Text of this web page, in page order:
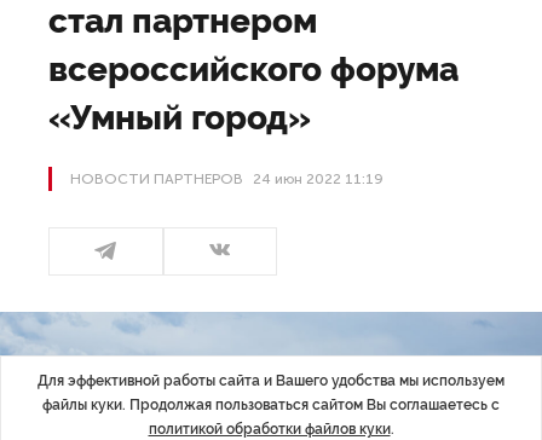
стал партнером
всероссийского форума
«Умный город»
НОВОСТИ ПАРТНЕРОВ 24 июн 2022 11:19
Для эффективной работы сайта и Вашего удобства мы используем
файлы куки. Продолжая пользоваться сайтом Вы соглашаетесь с
политикой обработки файлов куки.